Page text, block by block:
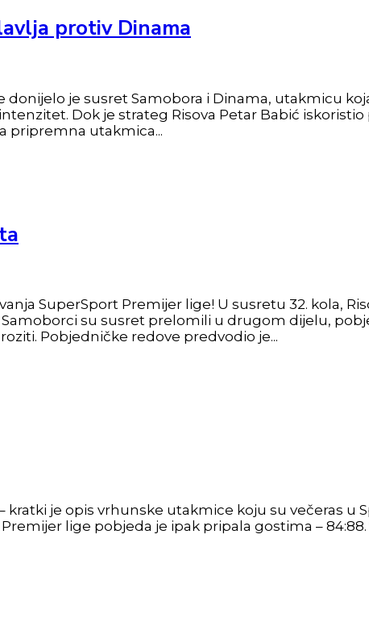
protiv Dinama
je susret Samobora i Dinama, utakmicu
Dok je strateg Risova Petar Babić
pripremna utakmica...
SuperSport Premijer lige! U susretu 32. kola,
su susret prelomili u drugom dijelu,
Pobjedničke redove predvodio je...
je opis vrhunske utakmice koju su večeras u
lige pobjeda je ipak pripala gostima –